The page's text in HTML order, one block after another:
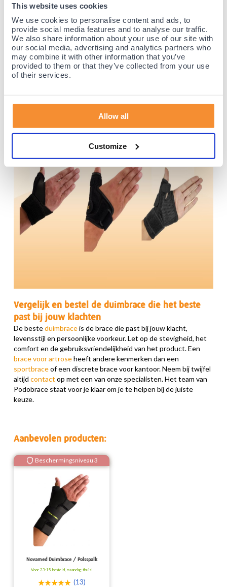
This website uses cookies
We use cookies to personalise content and ads, to
provide social media features and to analyse our traffic.
We also share information about your use of our site with
our social media, advertising and analytics partners who
may combine it with other information that you’ve
provided to them or that they’ve collected from your use
of their services.
Allow all
Customize
en effectiviteit. Heb je vragen over welke brace voor jouw
situatie geschikt is? Ons medisch team helpt je graag verder
met persoonlijk advies.
Vergelijk en bestel de duimbrace die het beste
past bij jouw klachten
De besteduimbraceis de brace die past bij jouw klacht,
levensstijl en persoonlijke voorkeur. Let op de stevigheid, het
comfort en de gebruiksvriendelijkheid van het product. Een
brace voor artroseheeft andere kenmerken dan een
sportbraceof een discrete brace voor kantoor. Neem bij twijfel
altijd contact op met een van onze specialisten. Het team van
Podobrace staat voor je klaar om je te helpen bij de juiste
keuze.
Aanbevolen producten:
Beschermingsniveau 3
Novamed Duimbrace / Polsspalk
Voor 23:15 besteld, maandag thuis!
(13)